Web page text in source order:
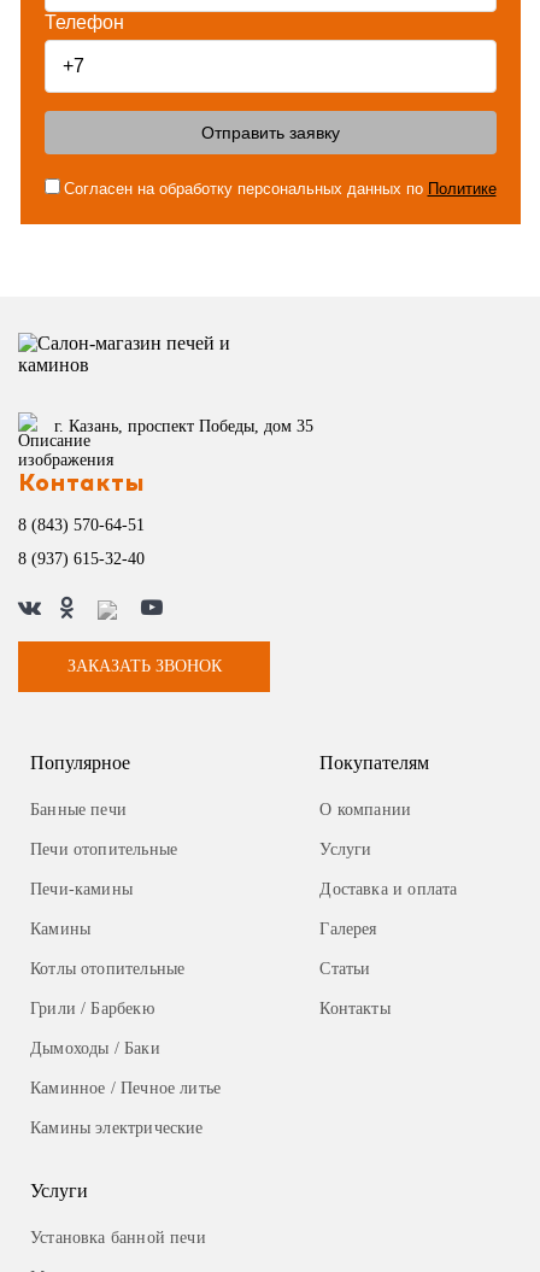
Телефон
Отправить заявку
Согласен на обработку персональных данных по Политике
г. Казань, проспект Победы, дом 35
Контакты
8 (843) 570-64-51
8 (937) 615-32-40
ЗАКАЗАТЬ ЗВОНОК
Популярное
Банные печи
Печи отопительные
Печи-камины
Камины
Котлы отопительные
Грили / Барбекю
Дымоходы / Баки
Каминное / Печное литье
Камины электрические
Покупателям
О компании
Услуги
Доставка и оплата
Галерея
Статьи
Контакты
Услуги
Установка банной печи